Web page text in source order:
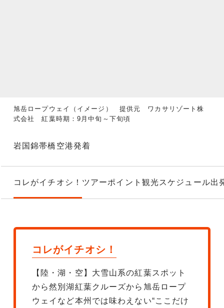
旭岳ロープウェイ（イメージ） 提供元 ワカサリゾート株
式会社 紅葉時期：9月中旬～下旬頃
岩国錦帯橋空港発着
コレがイチオシ！ ツアーポイント 観光スケジュール出
コレがイチオシ！
【陸・湖・空】大雪山系の紅葉スポット
から然別湖紅葉クルーズから旭岳ロープ
ウェイなど本州では味わえない“ここだけ